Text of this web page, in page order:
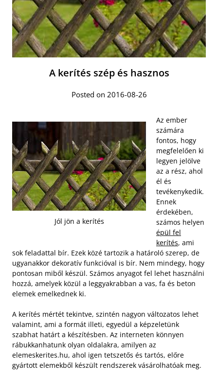
A kerítés szép és hasznos
Posted on 2016-08-26
Jól jön a kerítés
Az ember
számára
fontos, hogy
megfelelően ki
legyen jelölve
az a rész, ahol
él és
tevékenykedik.
Ennek
érdekében,
számos helyen
épül fel
kerítés, ami
sok feladattal bír. Ezek közé tartozik a határoló szerep, de
ugyanakkor dekoratív funkcióval is bír. Nem mindegy, hogy
pontosan miből készül. Számos anyagot fel lehet használni
hozzá, amelyek közül a leggyakrabban a vas, fa és beton
elemek emelkednek ki.
A kerítés mértét tekintve, szintén nagyon változatos lehet
valamint, ami a formát illeti, egyedül a képzeletünk
szabhat határt a készítésben. Az interneten könnyen
rábukkanhatunk olyan oldalakra, amilyen az
elemeskerites.hu, ahol igen tetszetős és tartós, előre
gyártott elemekből készült rendszerek vásárolhatóak meg.